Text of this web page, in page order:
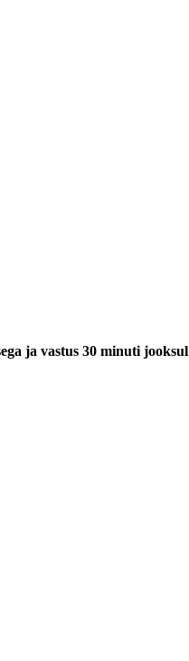
ja vastus 30 minuti jooksul